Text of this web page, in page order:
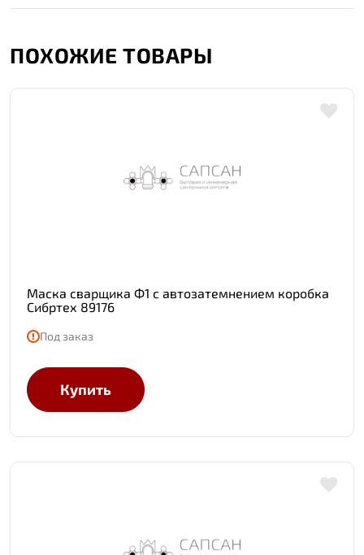
ПОХОЖИЕ ТОВАРЫ
Маска сварщика Ф1 с автозатемнением коробка
Сибртех 89176
Под заказ
Купить